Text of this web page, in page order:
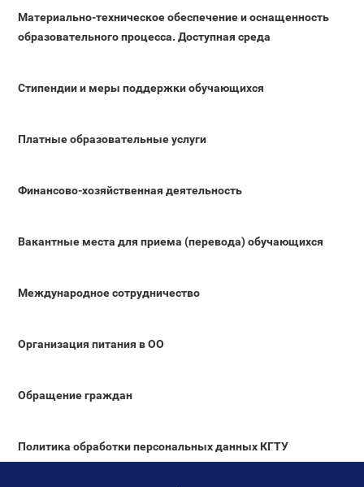
Материально-техническое обеспечение и оснащенность
образовательного процесса. Доступная среда
Стипендии и меры поддержки обучающихся
Платные образовательные услуги
Финансово-хозяйственная деятельность
Вакантные места для приема (перевода) обучающихся
Международное сотрудничество
Организация питания в ОО
Обращение граждан
Политика обработки персональных данных КГТУ